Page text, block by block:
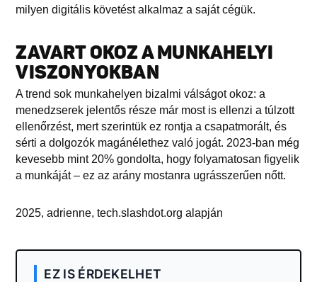
milyen digitális követést alkalmaz a saját cégük.
ZAVART OKOZ A MUNKAHELYI
VISZONYOKBAN
A trend sok munkahelyen bizalmi válságot okoz: a
menedzserek jelentős része már most is ellenzi a túlzott
ellenőrzést, mert szerintük ez rontja a csapatmorált, és
sérti a dolgozók magánélethez való jogát. 2023-ban még
kevesebb mint 20% gondolta, hogy folyamatosan figyelik
a munkáját – ez az arány mostanra ugrásszerűen nőtt.
2025, adrienne, tech.slashdot.org alapján
EZ IS ÉRDEKELHET